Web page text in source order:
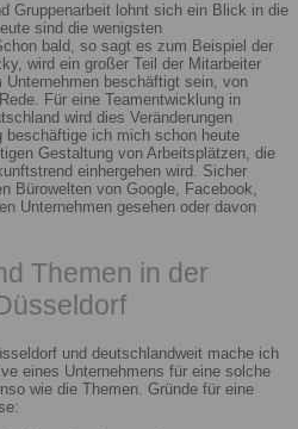
Gruppenarbeit lohnt sich ein Blick in die
sind die wenigsten
bald, so sagt es zum Beispiel der
wird ein großer Teil der Mitarbeiter
Unternehmen beschäftigt sein, von
Für eine Teamentwicklung in
wird dies Veränderungen
beschäftige ich mich schon heute
Gestaltung von Arbeitsplätzen, die
einhergehen wird. Sicher
Bürowelten von Google, Facebook,
Unternehmen gesehen oder davon
Themen in der
und deutschlandweit mache ich
eines Unternehmens für eine solche
wie die Themen. Gründe für eine